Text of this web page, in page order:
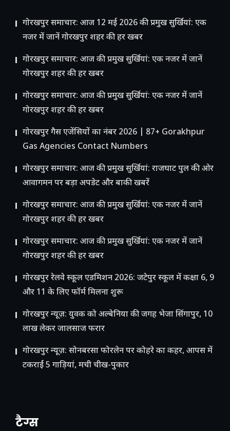
गोरखपुर समाचार: आज 12 मई 2026 की प्रमुख सुर्खियां: एक
नजर में जानें गोरखपुर शहर की हर खबर
गोरखपुर समाचार: आज की प्रमुख सुर्खियां: एक नजर में जानें
गोरखपुर शहर की हर खबर
गोरखपुर समाचार: आज की प्रमुख सुर्खियां: एक नजर में जानें
गोरखपुर शहर की हर खबर
गोरखपुर गैस एजेंसियों का नंबर 2026 | 87+ Gorakhpur
Gas Agencies Contact Numbers
गोरखपुर समाचार: आज की प्रमुख सुर्खियां: राजघाट पुल की ओर
आवागमन पर बड़ा अपडेट और बाकी खबरें
गोरखपुर समाचार: आज की प्रमुख सुर्खियां: एक नजर में जानें
गोरखपुर शहर की हर खबर
गोरखपुर समाचार: आज की प्रमुख सुर्खियां: एक नजर में जानें
गोरखपुर शहर की हर खबर
गोरखपुर रेलवे स्कूल एडमिशन 2026: जटेपुर स्कूल में कक्षा 6, 9
और 11 के लिए फॉर्म मिलना शुरू
गोरखपुर न्यूज़: युवक को अल्बेनिया की जगह भेजा सिंगापुर, 10
लाख लेकर जालसाज फरार
गोरखपुर न्यूज़: सोनबरसा फोरलेन पर कोहरे का कहर, आपस में
टकराईं 5 गाड़ियां, मची चीख-पुकार
टैग्स